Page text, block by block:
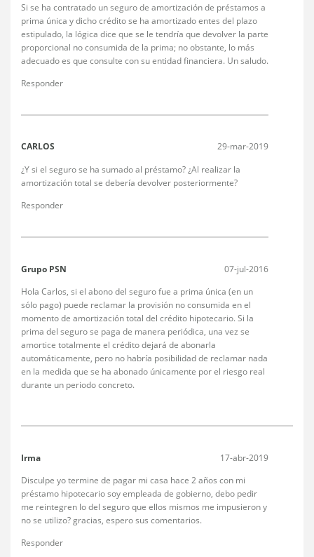
Si se ha contratado un seguro de amortización de préstamos a
prima única y dicho crédito se ha amortizado entes del plazo
estipulado, la lógica dice que se le tendría que devolver la parte
proporcional no consumida de la prima; no obstante, lo más
adecuado es que consulte con su entidad financiera. Un saludo.
Responder
CARLOS 29-mar-2019
¿Y si el seguro se ha sumado al préstamo? ¿Al realizar la
amortización total se debería devolver posteriormente?
Responder
Grupo PSN 07-jul-2016
Hola Carlos, si el abono del seguro fue a prima única (en un
sólo pago) puede reclamar la provisión no consumida en el
momento de amortización total del crédito hipotecario. Si la
prima del seguro se paga de manera periódica, una vez se
amortice totalmente el crédito dejará de abonarla
automáticamente, pero no habría posibilidad de reclamar nada
en la medida que se ha abonado únicamente por el riesgo real
durante un periodo concreto.
Irma 17-abr-2019
Disculpe yo termine de pagar mi casa hace 2 años con mi
préstamo hipotecario soy empleada de gobierno, debo pedir
me reintegren lo del seguro que ellos mismos me impusieron y
no se utilizo? gracias, espero sus comentarios.
Responder